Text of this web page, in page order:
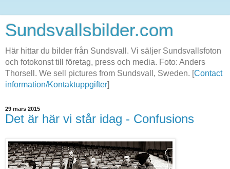
Sundsvallsbilder.com
Här hittar du bilder från Sundsvall. Vi säljer Sundsvallsfoton
och fotokonst till företag, press och media. Foto: Anders
Thorsell. We sell pictures from Sundsvall, Sweden. [Contact
information/Kontaktuppgifter]
29 mars 2015
Det är här vi står idag - Confusions